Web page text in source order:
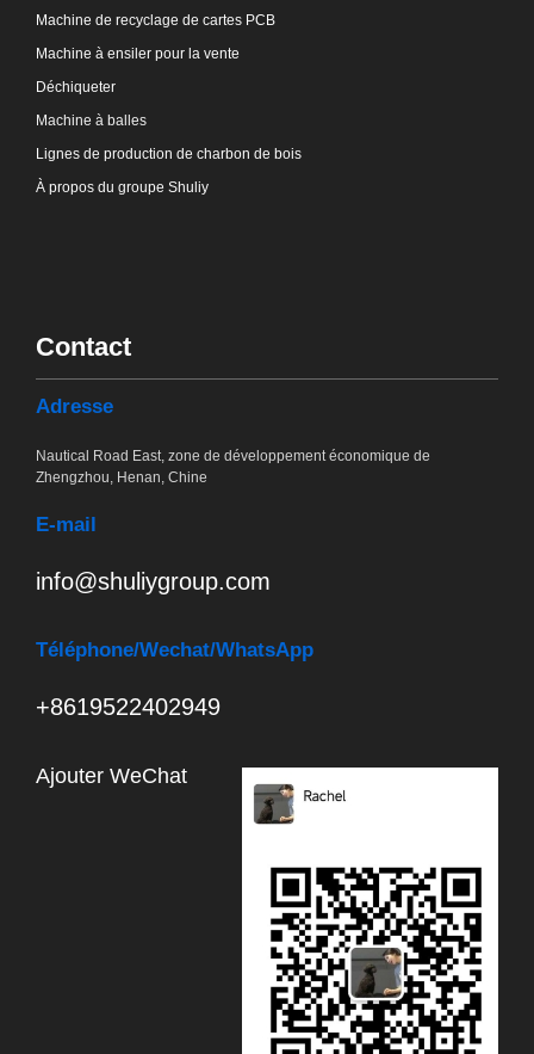
Machine de recyclage de cartes PCB
Machine à ensiler pour la vente
Déchiqueter
Machine à balles
Lignes de production de charbon de bois
À propos du groupe Shuliy
Contact
Adresse
Nautical Road East, zone de développement économique de
Zhengzhou, Henan, Chine
E-mail
info@shuliygroup.com
Téléphone/Wechat/WhatsApp
+8619522402949
Ajouter WeChat